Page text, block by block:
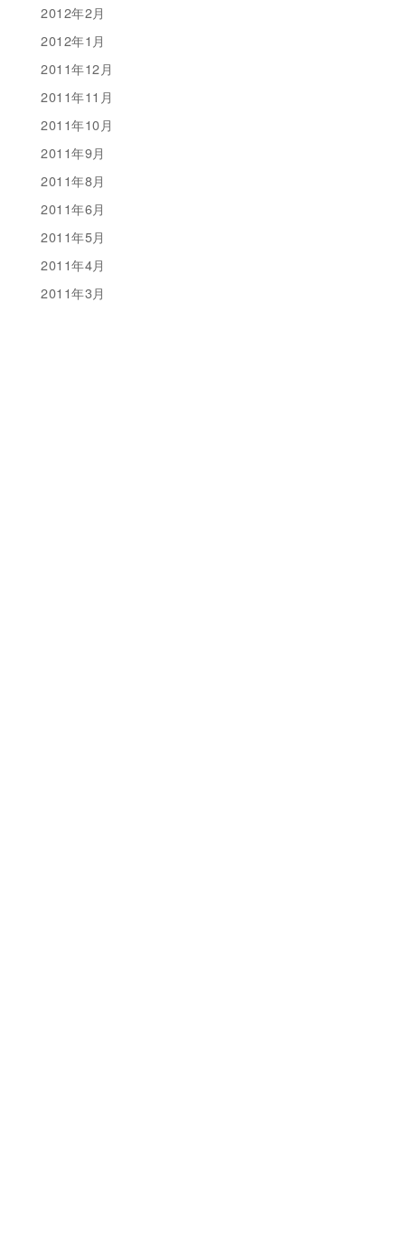
2012年2月
2012年1月
2011年12月
2011年11月
2011年10月
2011年9月
2011年8月
2011年6月
2011年5月
2011年4月
2011年3月